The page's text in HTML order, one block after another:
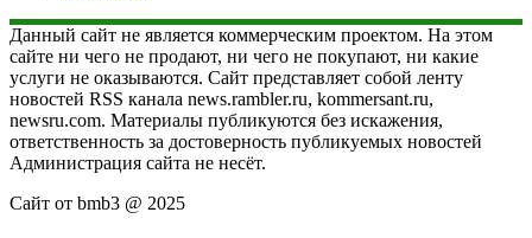
Данный сайт не является коммерческим проектом. На этом
сайте ни чего не продают, ни чего не покупают, ни какие
услуги не оказываются. Сайт представляет собой ленту
новостей RSS канала news.rambler.ru, kommersant.ru,
newsru.com. Материалы публикуются без искажения,
ответственность за достоверность публикуемых новостей
Администрация сайта не несёт.
Сайт от bmb3 @ 2025